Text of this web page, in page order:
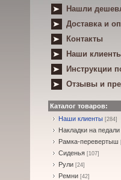
Нашли
Доставка и
Контакты
Наши
Инструкции
Отзывы и
Каталог товаров:
Наши клиенты [284]
Накладки на педали
Рамка-перевертыш
Сиденья [107]
Рули [24]
Ремни [42]